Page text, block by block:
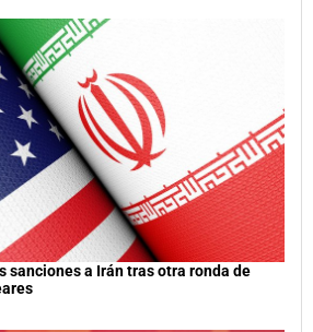
sanciones a Irán tras otra ronda de